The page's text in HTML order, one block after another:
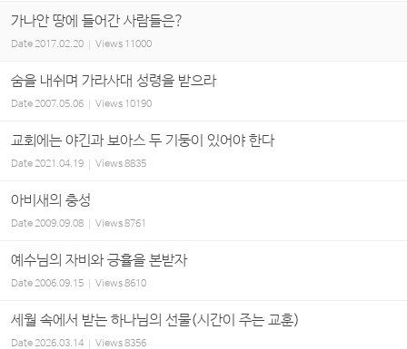
가나안 땅에 들어간 사람들은?
Date 2017.02.20 Views 11000
숨을 내쉬며 가라사대 성령을 받으라
Date2007.05.06 Views 10190
교회에는 야긴과 보아스 두 기둥이 있어야 한다
Date2021.04.19 Views8835
아비새의 충성
Date2009.09.08 Views8761
예수님의 자비와 긍휼을 본받자
Date2006.09.15 Views8610
세월 속에서 받는 하나님의 선물(시간이 주는 교훈)
Date2026.03.14 Views8356